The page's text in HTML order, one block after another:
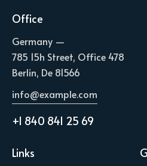
Office
Germany —
785 15h Street, Office 478
Berlin, De 81566
info@example.com
+1 840 841 25 69
Links